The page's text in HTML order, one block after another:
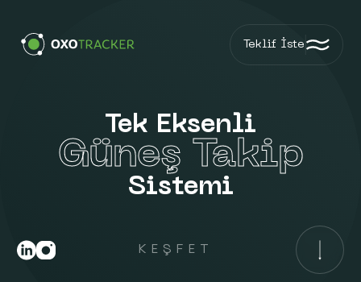
Teklif İste
Tek Eksenli
Güneş Takip
Sistemi
KEŞFET